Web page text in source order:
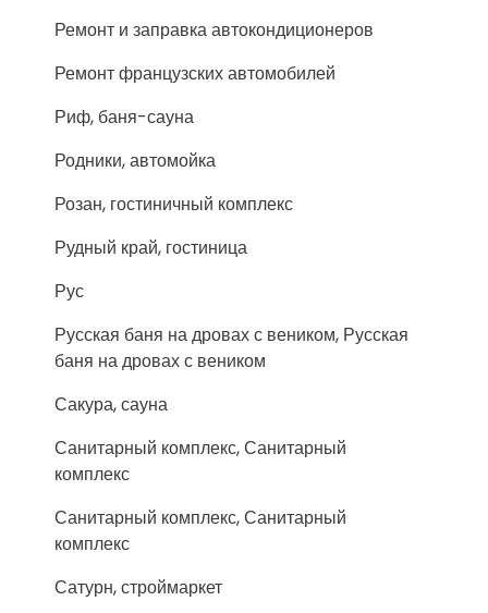
Ремонт и заправка автокондиционеров
Ремонт французских автомобилей
Риф, баня-сауна
Родники, автомойка
Розан, гостиничный комплекс
Рудный край, гостиница
Рус
Русская баня на дровах с веником, Русская
баня на дровах с веником
Сакура, сауна
Санитарный комплекс, Санитарный
комплекс
Санитарный комплекс, Санитарный
комплекс
Сатурн, строймаркет